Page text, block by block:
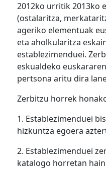
2012ko urritik 2013ko
(ostalaritza,
ageriko elementuak
eta aholkularitza
establezimenduei.
eskualdeko
pertsona aritu dira
Zerbitzu horrek
1. Establezimenduei
hizkuntza egoera
2. Establezimenduei
katalogo horretan